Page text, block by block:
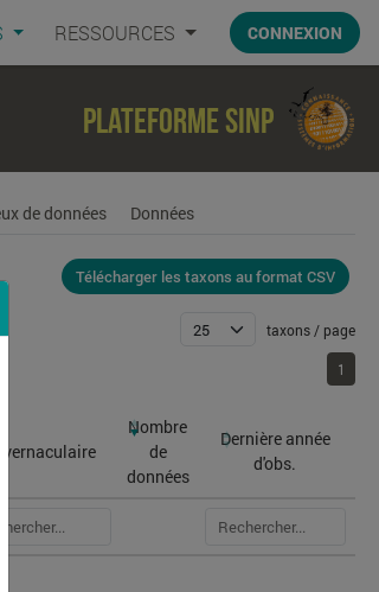
RESSOURCES CONNEXION
Plateforme SINP
de données Données
Télécharger les taxons au format CSV
taxons / page
1
vernaculaire
Nombre
de
données
Dernière année
d'obs.